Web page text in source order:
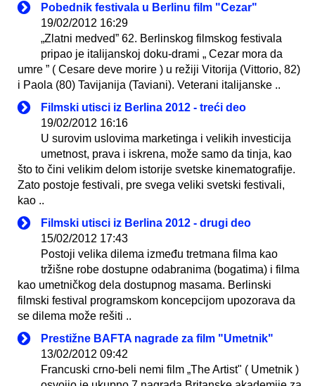
Pobednik festivala u Berlinu film "Cezar"
19/02/2012 16:29
„Zlatni medved” 62. Berlinskog filmskog festivala
pripao je italijanskoj doku-drami „ Cezar mora da
umre ” ( Cesare deve morire ) u režiji Vitorija (Vittorio, 82)
i Paola (80) Tavijanija (Taviani). Veterani italijanske ..
Filmski utisci iz Berlina 2012 - treći deo
19/02/2012 16:16
U surovim uslovima marketinga i velikih investicija
umetnost, prava i iskrena, može samo da tinja, kao
što to čini velikim delom istorije svetske kinematografije.
Zato postoje festivali, pre svega veliki svetski festivali,
kao ..
Filmski utisci iz Berlina 2012 - drugi deo
15/02/2012 17:43
Postoji velika dilema između tretmana filma kao
tržišne robe dostupne odabranima (bogatima) i filma
kao umetničkog dela dostupnog masama. Berlinski
filmski festival programskom koncepcijom upozorava da
se dilema može rešiti ..
Prestižne BAFTA nagrade za film "Umetnik"
13/02/2012 09:42
Francuski crno-beli nemi film „The Artist" ( Umetnik )